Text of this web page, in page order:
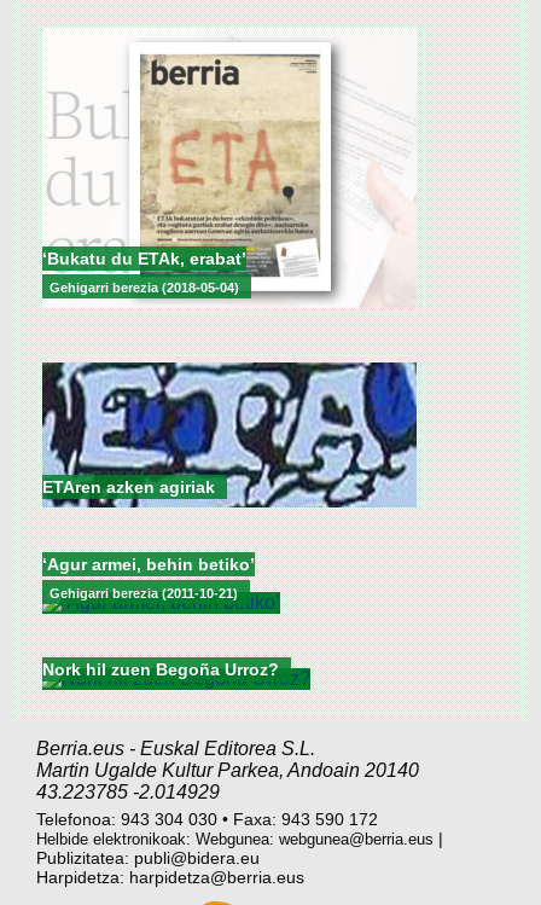
‘Bukatu du ETAk, erabat’
Gehigarri berezia (2018-05-04)
ETAren azken agiriak
‘Agur armei, behin betiko’
Gehigarri berezia (2011-10-21)
Nork hil zuen Begoña Urroz?
Berria.eus - Euskal Editorea S.L.
Martin Ugalde Kultur Parkea, Andoain 20140
43.223785 -2.014929
Telefonoa: 943 304 030 • Faxa: 943 590 172
Helbide elektronikoak: Webgunea: webgunea@berria.eus |
Publizitatea: publi@bidera.eu
Harpidetza: harpidetza@berria.eus